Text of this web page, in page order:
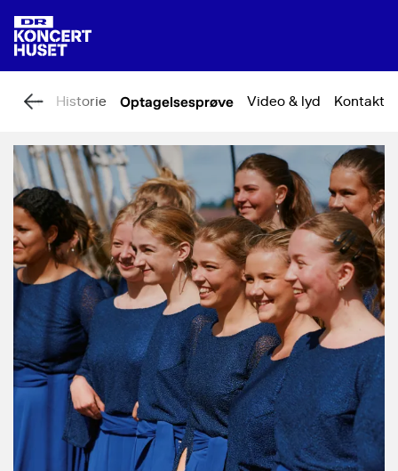
Noder Historie Optagelsesprøve Video & lyd Kontakt